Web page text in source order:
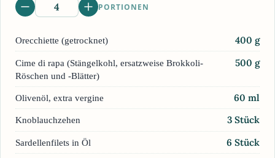
PORTIONEN
Orecchiette (getrocknet) 400 g
Cime di rapa (Stängelkohl, ersatzweise Brokkoli-
Röschen und -Blätter)
500 g
Olivenöl, extra vergine 60 ml
Knoblauchzehen 3 Stück
Sardellenfilets in Öl 6 Stück